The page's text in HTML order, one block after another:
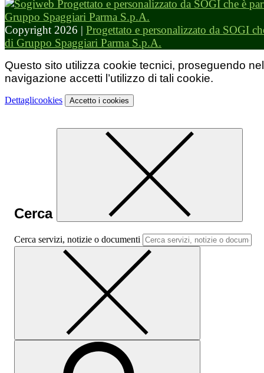
Copyright 2026 | Progettato e personalizzato da SOGI
di Gruppo Spaggiari Parma S.p.A.
Questo sito utilizza cookie tecnici, proseguendo
navigazione accetti l’utilizzo di tali cookie.
Dettaglicookies Accetto i cookies
Cerca
Cerca servizi, notizie o documenti